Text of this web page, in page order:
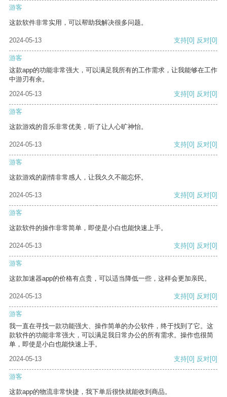
游客
这款软件非常实用，可以帮助我解决很多问题。
2024-05-13 支持[0] 反对[0]
游客
这款app的功能非常强大，可以满足我所有的工作需求，让我能够在工作
中游刃有余。
2024-05-13
支持[0] 反对[0]
游客
这款游戏的音乐非常优美，听了让人心旷神怡。
2024-05-13 支持[0] 反对[0]
游客
这款游戏的剧情非常感人，让我久久不能忘怀。
2024-05-13 支持[0] 反对[0]
游客
这款软件的操作非常简单，即使是小白也能快速上手。
2024-05-13 支持[0] 反对[0]
游客
这款加速器app的价格有点贵，可以适当降低一些，这样会更加亲民。
2024-05-13 支持[0] 反对[0]
游客
我一直在寻找一款功能强大、操作简单的办公软件，终于找到了它。这
款软件的功能非常强大，可以满足我日常办公的所有需求。操作也很简
单，即使是小白也能快速上手。
2024-05-13
支持[0] 反对[0]
游客
这款app的物流非常快捷，我下单后很快就能收到商品。